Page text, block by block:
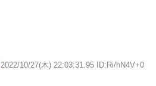
2022/10/27(木) 22:03:31.95 ID:Ri/hN4V+0